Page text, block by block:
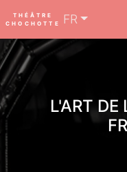
THÉÂTRE
CHOCHOTTE
FR
L'ART DE